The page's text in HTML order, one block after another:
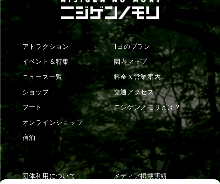
アトラクション
イベント＆特集
ニュース一覧
ショップ
フード
オンラインショップ
宿泊
1日のプラン
園内マップ
料金＆営業案内
交通アクセス
ニジゲンノモリとは？
団体利用について メディア掲載実績